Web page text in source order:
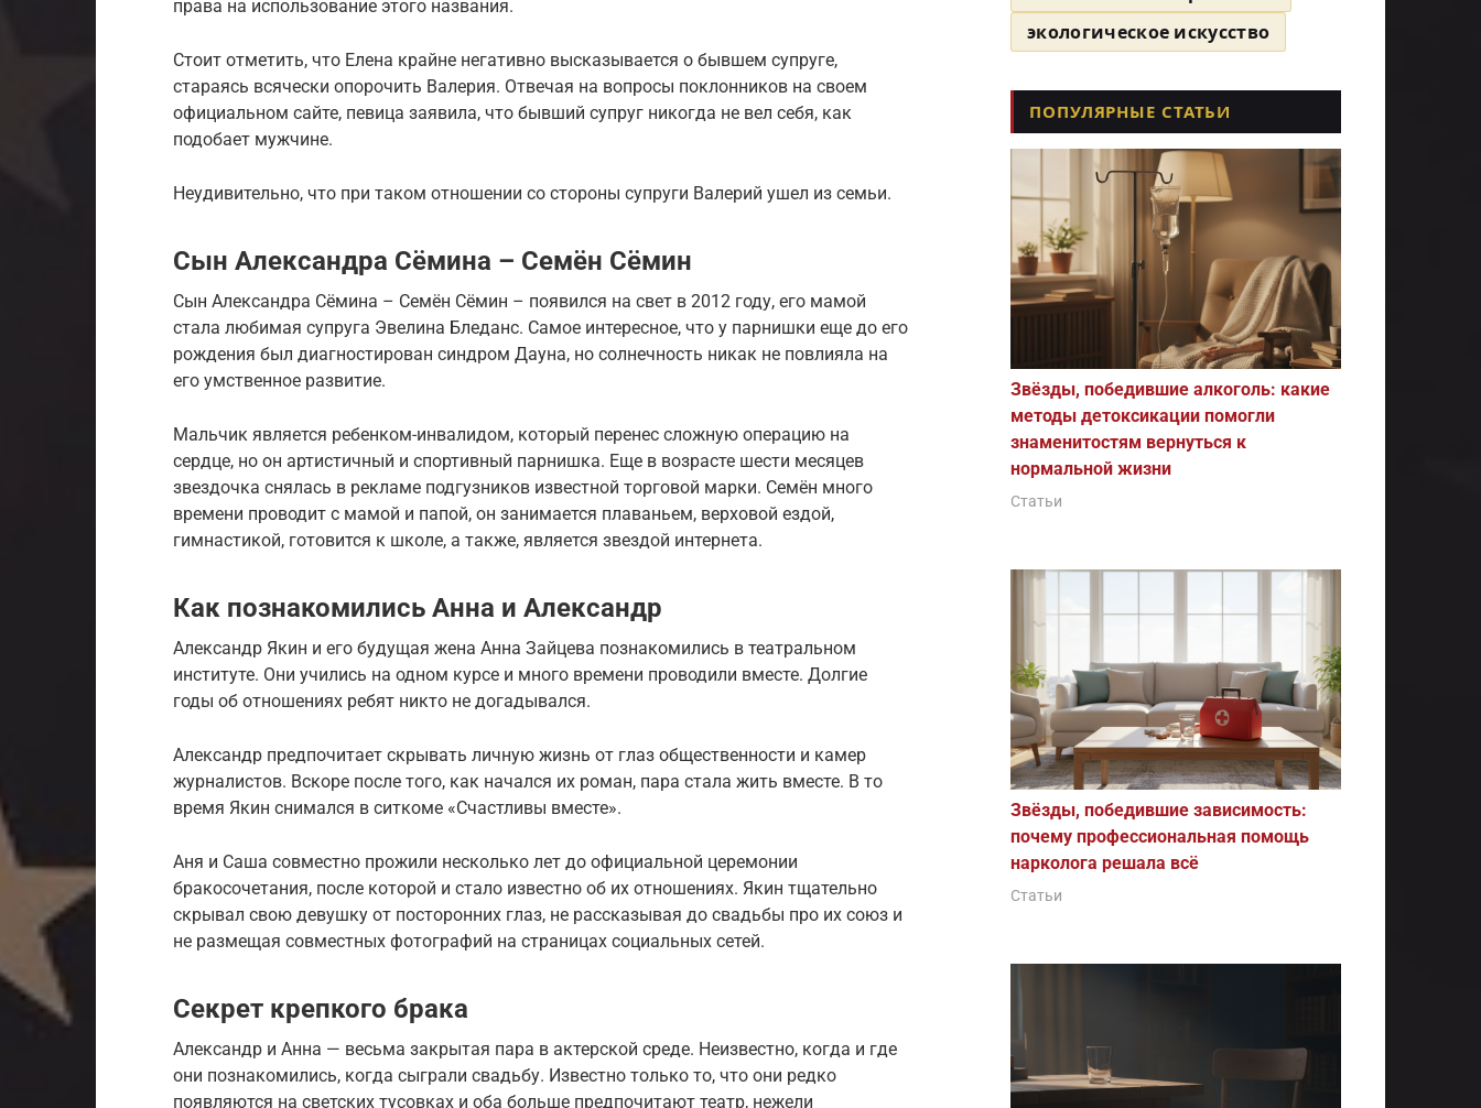
права на использование этого названия.
Стоит отметить, что Елена крайне негативно высказывается о бывшем супруге,
стараясь всячески опорочить Валерия. Отвечая на вопросы поклонников на своем
официальном сайте, певица заявила, что бывший супруг никогда не вел себя, как
подобает мужчине.
Неудивительно, что при таком отношении со стороны супруги Валерий ушел из семьи.
Сын Александра Сёмина – Семён Сёмин
Сын Александра Сёмина – Семён Сёмин – появился на свет в 2012 году, его мамой
стала любимая супруга Эвелина Бледанс. Самое интересное, что у парнишки еще до его
рождения был диагностирован синдром Дауна, но солнечность никак не повлияла на
его умственное развитие.
Мальчик является ребенком-инвалидом, который перенес сложную операцию на
сердце, но он артистичный и спортивный парнишка. Еще в возрасте шести месяцев
звездочка снялась в рекламе подгузников известной торговой марки. Семён много
времени проводит с мамой и папой, он занимается плаваньем, верховой ездой,
гимнастикой, готовится к школе, а также, является звездой интернета.
Как познакомились Анна и Александр
Александр Якин и его будущая жена Анна Зайцева познакомились в театральном
институте. Они учились на одном курсе и много времени проводили вместе. Долгие
годы об отношениях ребят никто не догадывался.
Александр предпочитает скрывать личную жизнь от глаз общественности и камер
журналистов. Вскоре после того, как начался их роман, пара стала жить вместе. В то
время Якин снимался в ситкоме «Счастливы вместе».
Аня и Саша совместно прожили несколько лет до официальной церемонии
бракосочетания, после которой и стало известно об их отношениях. Якин тщательно
скрывал свою девушку от посторонних глаз, не рассказывая до свадьбы про их союз и
не размещая совместных фотографий на страницах социальных сетей.
Секрет крепкого брака
Александр и Анна — весьма закрытая пара в актерской среде. Неизвестно, когда и где
они познакомились, когда сыграли свадьбу. Известно только то, что они редко
появляются на светских тусовках и оба больше предпочитают театр, нежели
экологическое искусство
ПОПУЛЯРНЫЕ СТАТЬИ
Звёзды, победившие алкоголь: какие
методы детоксикации помогли
знаменитостям вернуться к
нормальной жизни
Статьи
Звёзды, победившие зависимость:
почему профессиональная помощь
нарколога решала всё
Статьи